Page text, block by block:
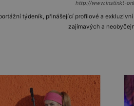
http://www.instinkt-
týdeník, přinášející profilové a
zajímavých a